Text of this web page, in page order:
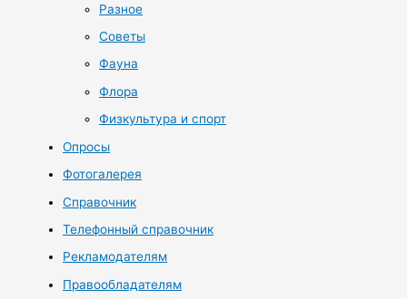
Разное
Советы
Фауна
Флора
Физкультура и спорт
Опросы
Фотогалерея
Справочник
Телефонный справочник
Рекламодателям
Правообладателям